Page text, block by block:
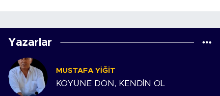
Yazarlar
MUSTAFA YIĞIT
KÖYÜNE DÖN, KENDİN OL